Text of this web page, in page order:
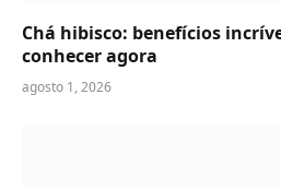
Chá hibisco: benefícios
conhecer agora
agosto 1, 2026